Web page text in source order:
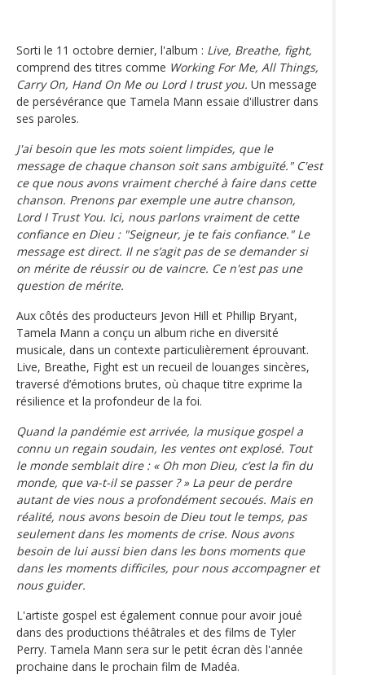
Sorti le 11 octobre dernier, l'album : Live, Breathe, fight,
comprend des titres comme Working For Me, All Things,
Carry On, Hand On Me ou Lord I trust you. Un message
de persévérance que Tamela Mann essaie d'illustrer dans
ses paroles.
J'ai besoin que les mots soient limpides, que le
message de chaque chanson soit sans ambiguïté." C'est
ce que nous avons vraiment cherché à faire dans cette
chanson. Prenons par exemple une autre chanson,
Lord I Trust You. Ici, nous parlons vraiment de cette
confiance en Dieu : "Seigneur, je te fais confiance." Le
message est direct. Il ne s’agit pas de se demander si
on mérite de réussir ou de vaincre. Ce n'est pas une
question de mérite.
Aux côtés des producteurs Jevon Hill et Phillip Bryant,
Tamela Mann a conçu un album riche en diversité
musicale, dans un contexte particulièrement éprouvant.
Live, Breathe, Fight est un recueil de louanges sincères,
traversé d’émotions brutes, où chaque titre exprime la
résilience et la profondeur de la foi.
Quand la pandémie est arrivée, la musique gospel a
connu un regain soudain, les ventes ont explosé. Tout
le monde semblait dire : « Oh mon Dieu, c’est la fin du
monde, que va-t-il se passer ? » La peur de perdre
autant de vies nous a profondément secoués. Mais en
réalité, nous avons besoin de Dieu tout le temps, pas
seulement dans les moments de crise. Nous avons
besoin de lui aussi bien dans les bons moments que
dans les moments difficiles, pour nous accompagner et
nous guider.
L'artiste gospel est également connue pour avoir joué
dans des productions théâtrales et des films de Tyler
Perry. Tamela Mann sera sur le petit écran dès l'année
prochaine dans le prochain film de Madéa.